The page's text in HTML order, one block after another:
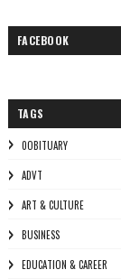
FACEBOOK
TAGS
0OBITUARY
ADVT
ART & CULTURE
BUSINESS
EDUCATION & CAREER